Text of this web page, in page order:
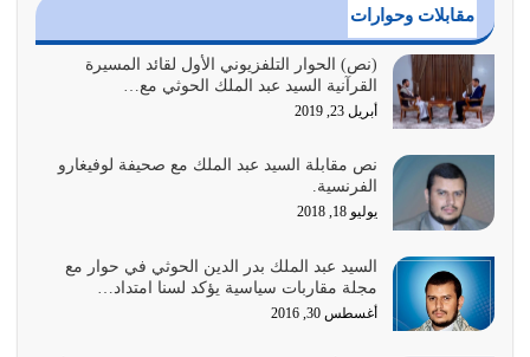
أغسطس 4, 2026
عندما لم تؤخذ منهجية تعليم الناس من خلال القرآن الكريم
حصل ضياع للأمة وضياع للأجيال
أغسطس 3, 2026
الغاية من الصلاة هو ذكر الله (أقم الصلاة لذكري) إضافة إلى
{وَأَعِدُّوا لَهُمْ مَا…
أغسطس 2, 2026
السبب الرئيسي لشقاء الأمة الابتعاد عن كتاب الله والتعدي
لحدود الله بالإضافات للدين
أغسطس 1, 2026
مقابلات وحوارات
(نص) الحوار التلفزيوني الأول لقائد المسيرة
القرآنية السيد عبد الملك الحوثي مع…
أبريل 23, 2019
نص مقابلة السيد عبد الملك مع صحيفة لوفيغارو
الفرنسية.
يوليو 18, 2018
السيد عبد الملك بدر الدين الحوثي في حوار مع
مجلة مقاربات سياسية يؤكد لسنا امتداد…
أغسطس 30, 2016